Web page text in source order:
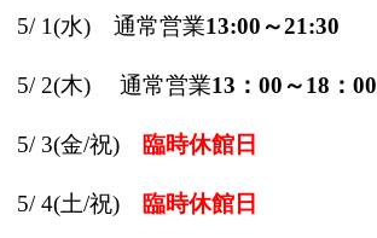
5/ 1(水) 通常営業13:00～21:30
5/ 2(木) 通常営業13：00～18：00
5/ 3(金/祝) 臨時休館日
5/ 4(土/祝) 臨時休館日